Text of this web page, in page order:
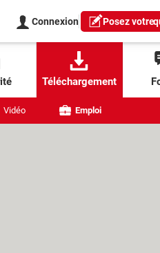
Connexion Posez votre
Téléchargement
Vidéo Emploi